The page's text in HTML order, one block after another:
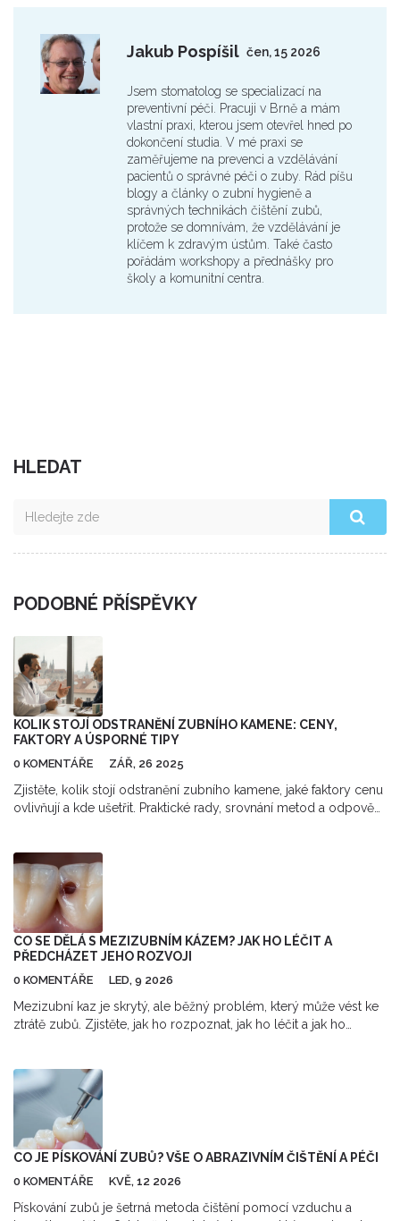
Jakub Pospíšil čen, 15 2026
Jsem stomatolog se specializací na
preventivní péči. Pracuji v Brně a mám
vlastní praxi, kterou jsem otevřel hned po
dokončení studia. V mé praxi se
zaměřujeme na prevenci a vzdělávání
pacientů o správné péči o zuby. Rád píšu
blogy a články o zubní hygieně a
správných technikách čištění zubů,
protože se domnívám, že vzdělávání je
klíčem k zdravým ústům. Také často
pořádám workshopy a přednášky pro
školy a komunitní centra.
HLEDAT
PODOBNÉ PŘÍSPĚVKY
KOLIK STOJÍ ODSTRANĚNÍ ZUBNÍHO KAMENE: CENY,
FAKTORY A ÚSPORNÉ TIPY
0 KOMENTÁŘE ZÁŘ, 26 2025
Zjistěte, kolik stojí odstranění zubního kamene, jaké faktory cenu
ovlivňují a kde ušetřit. Praktické rady, srovnání metod a odpovědi
CO SE DĚLÁ S MEZIZUBNÍM KÁZEM? JAK HO LÉČIT A
PŘEDCHÁZET JEHO ROZVOJI
0 KOMENTÁŘE LED, 9 2026
Mezizubní kaz je skrytý, ale běžný problém, který může vést ke
ztrátě zubů. Zjistěte, jak ho rozpoznat, jak ho léčit a jak ho
CO JE PÍSKOVÁNÍ ZUBŮ? VŠE O ABRAZIVNÍM ČIŠTĚNÍ A PÉČI
0 KOMENTÁŘE KVĚ, 12 2026
Pískování zubů je šetrná metoda čištění pomocí vzduchu a